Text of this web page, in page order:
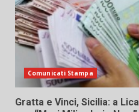
Comunicati Stampa
Gratta e Vinci, Sicilia: a